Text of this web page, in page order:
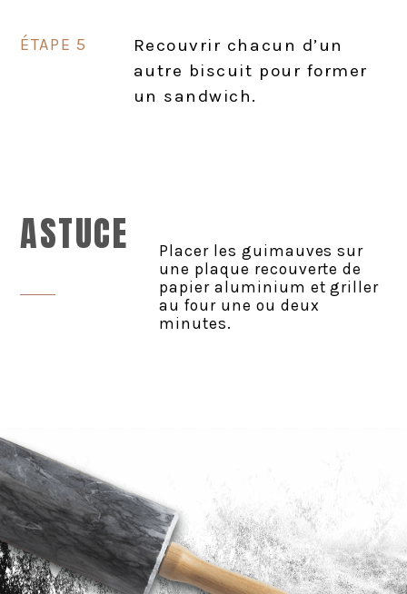
Recouvrir chacun d’un
autre biscuit pour former
un sandwich.
ASTUCE
Placer les guimauves sur
une plaque recouverte de
papier aluminium et griller
au four une ou deux
minutes.